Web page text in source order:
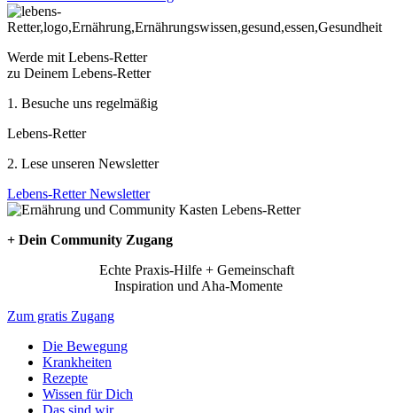
Werde mit Lebens-Retter
zu Deinem Lebens-Retter
1. Besuche uns regelmäßig
Lebens-Retter
2. Lese unseren Newsletter
Lebens-Retter Newsletter
+ Dein Community Zugang
Echte Praxis-Hilfe + Gemeinschaft
Inspiration und Aha-Momente
Zum gratis Zugang
Die Bewegung
Krankheiten
Rezepte
Wissen für Dich
Das sind wir